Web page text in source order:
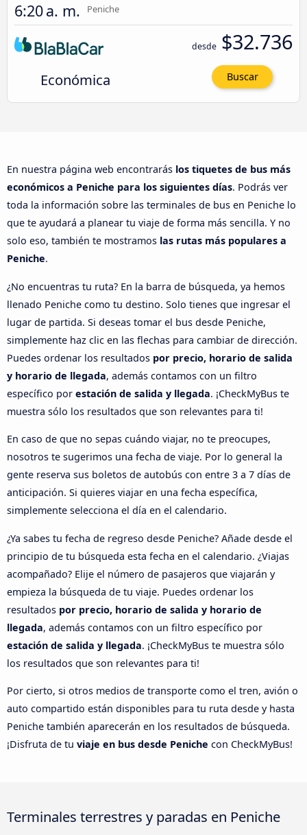
6:20 a. m. Peniche
Económica
desde $32.736
Buscar
En nuestra página web encontrarás los tiquetes de bus más
económicos a Peniche para los siguientes días. Podrás ver
toda la información sobre las terminales de bus en Peniche lo
que te ayudará a planear tu viaje de forma más sencilla. Y no
solo eso, también te mostramos las rutas más populares a
Peniche.
¿No encuentras tu ruta? En la barra de búsqueda, ya hemos
llenado Peniche como tu destino. Solo tienes que ingresar el
lugar de partida. Si deseas tomar el bus desde Peniche,
simplemente haz clic en las flechas para cambiar de dirección.
Puedes ordenar los resultados por precio, horario de salida
y horario de llegada, además contamos con un filtro
específico por estación de salida y llegada. ¡CheckMyBus te
muestra sólo los resultados que son relevantes para ti!
En caso de que no sepas cuándo viajar, no te preocupes,
nosotros te sugerimos una fecha de viaje. Por lo general la
gente reserva sus boletos de autobús con entre 3 a 7 días de
anticipación. Si quieres viajar en una fecha específica,
simplemente selecciona el día en el calendario.
¿Ya sabes tu fecha de regreso desde Peniche? Añade desde el
principio de tu búsqueda esta fecha en el calendario. ¿Viajas
acompañado? Elije el número de pasajeros que viajarán y
empieza la búsqueda de tu viaje. Puedes ordenar los
resultados por precio, horario de salida y horario de
llegada, además contamos con un filtro específico por
estación de salida y llegada. ¡CheckMyBus te muestra sólo
los resultados que son relevantes para ti!
Por cierto, si otros medios de transporte como el tren, avión o
auto compartido están disponibles para tu ruta desde y hasta
Peniche también aparecerán en los resultados de búsqueda.
¡Disfruta de tu viaje en bus desde Peniche con CheckMyBus!
Terminales terrestres y paradas en Peniche